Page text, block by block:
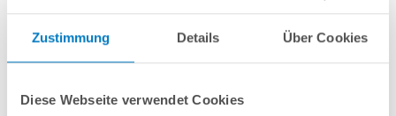
Zustimmung Details Über Cookies
Diese Webseite verwendet Cookies
4-teilige Schiebe-Überdachung
Extra flache Ausführung
Mit begehbaren Schienen und abschließbarer Seitentür (nach oben